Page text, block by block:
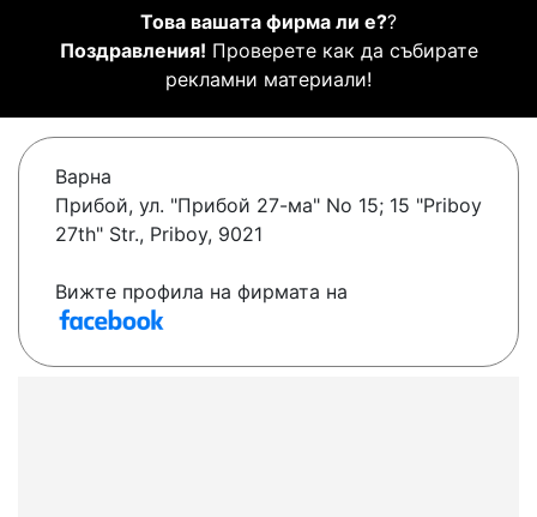
Това вашата фирма ли е??
Поздравления! Проверете как да събирате
рекламни материали!
Варна
Прибой, ул. "Прибой 27-ма" No 15; 15 "Priboy
27th" Str., Priboy, 9021
Вижте профила на фирмата на